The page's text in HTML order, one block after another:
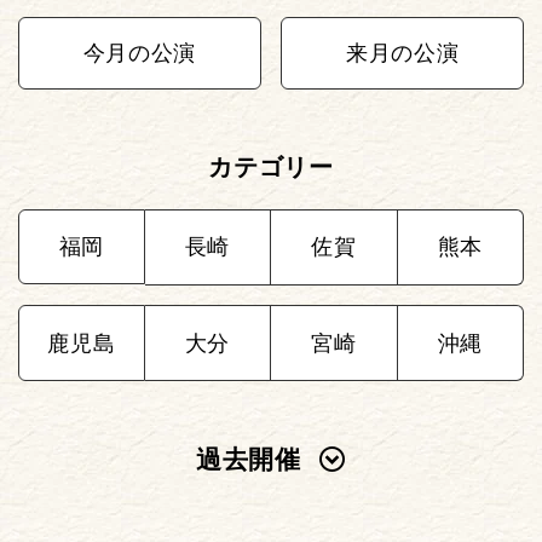
今月の公演 来月の公演
カテゴリー
福岡 長崎 佐賀 熊本
鹿児島 大分 宮崎 沖縄
過去開催